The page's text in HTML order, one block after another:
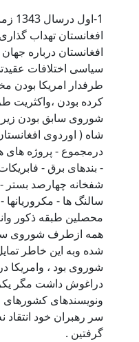
1-
افغانستان تهداب
افغانستان درباره
سیاسی اختلافات
طرفدار امریکا بودن
کرده بودن ،واکثریت
شاه ( اوردوی
درمجموع - پروژه های
- بندهای برق -
شفخانه چهارصد بستر
سالنگ ها -
محصلین طبقه ذکور
همه ازطرف شوروی
شده وبه این خاطر
شوروی بود ، وامریکا
دراغوش داشت مگر
ونویسندهای کشورهای
سر رهبران خود
گرفتین .